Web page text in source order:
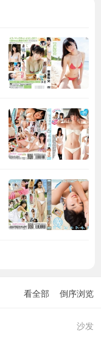
看全部 倒序浏览
沙发